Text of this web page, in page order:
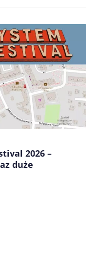
przeglądarce podczas
2026 –
duże